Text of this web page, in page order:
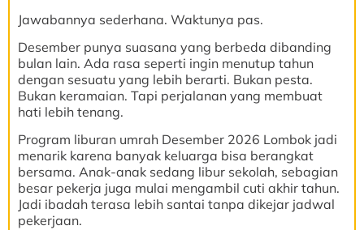
Jawabannya sederhana. Waktunya pas.
Desember punya suasana yang berbeda dibanding
bulan lain. Ada rasa seperti ingin menutup tahun
dengan sesuatu yang lebih berarti. Bukan pesta.
Bukan keramaian. Tapi perjalanan yang membuat
hati lebih tenang.
Program liburan umrah Desember 2026 Lombok jadi
menarik karena banyak keluarga bisa berangkat
bersama. Anak-anak sedang libur sekolah, sebagian
besar pekerja juga mulai mengambil cuti akhir tahun.
Jadi ibadah terasa lebih santai tanpa dikejar jadwal
pekerjaan.